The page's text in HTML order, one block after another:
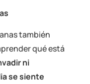
también
qué está
ni
se siente